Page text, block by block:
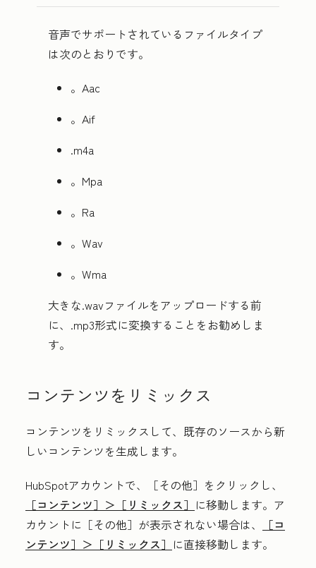
音声でサポートされているファイルタイプ
は次のとおりです。
。Aac
。Aif
.m4a
。Mpa
。Ra
。Wav
。Wma
大きな.wavファイルをアップロードする前
に、.mp3形式に変換することをお勧めしま
す。
コンテンツをリミックス
コンテンツをリミックスして、既存のソースから新
しいコンテンツを生成します。
HubSpotアカウントで、
［その他］をクリックし、
［コンテンツ］＞ ［リミックス］ に移動します。ア
カウントに ［その他］が表示されない場合は、
［コ
ンテンツ］＞ ［リミックス］ に直接移動します。